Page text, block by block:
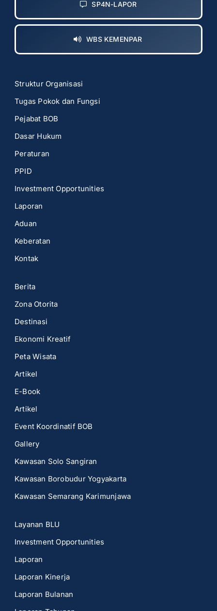
SP4N-LAPOR
WBS KEMENPAR
Struktur Organisasi
Tugas Pokok dan Fungsi
Pejabat BOB
Dasar Hukum
Peraturan
PPID
Investment Opportunities
Laporan
Aduan
Keberatan
Kontak
Berita
Zona Otorita
Destinasi
Ekonomi Kreatif
Peta Wisata
Artikel
E-Book
Artikel
Event Koordinatif BOB
Gallery
Kawasan Solo Sangiran
Kawasan Borobudur Yogyakarta
Kawasan Semarang Karimunjawa
Layanan BLU
Investment Opportunities
Laporan
Laporan Kinerja
Laporan Bulanan